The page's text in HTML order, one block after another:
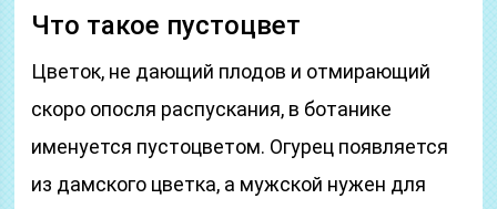
Что такое пустоцвет
Цветок, не дающий плодов и отмирающий
скоро опосля распускания, в ботанике
именуется пустоцветом. Огурец появляется
из дамского цветка, а мужской нужен для